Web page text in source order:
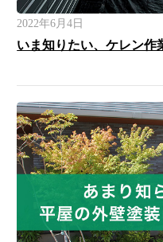
2022年6月4日
いま知りたい、ケレン作